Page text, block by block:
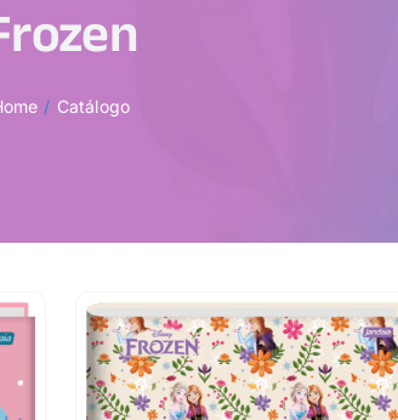
Catálogo